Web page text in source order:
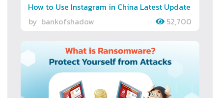
How to Use Instagram in China Latest Update
by bankofshadow 52,700